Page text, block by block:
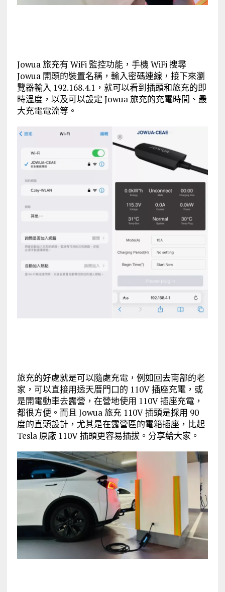
Jowua 旅充有 WiFi 監控功能，手機 WiFi 搜尋
Jowua 開頭的裝置名稱，輸入密碼連線，接下來瀏
覽器輸入 192.168.4.1，就可以看到插頭和旅充的即
時溫度，以及可以設定 Jowua 旅充的充電時間、最
大充電電流等。
旅充的好處就是可以隨處充電，例如回去南部的老
家，可以直接用透天厝門口的 110V 插座充電，或
是開電動車去露營，在營地使用 110V 插座充電，
都很方便。而且 Jowua 旅充 110V 插頭是採用 90
度的直頭設計，尤其是在露營區的電箱插座，比起
Tesla 原廠 110V 插頭更容易插拔。分享給大家。